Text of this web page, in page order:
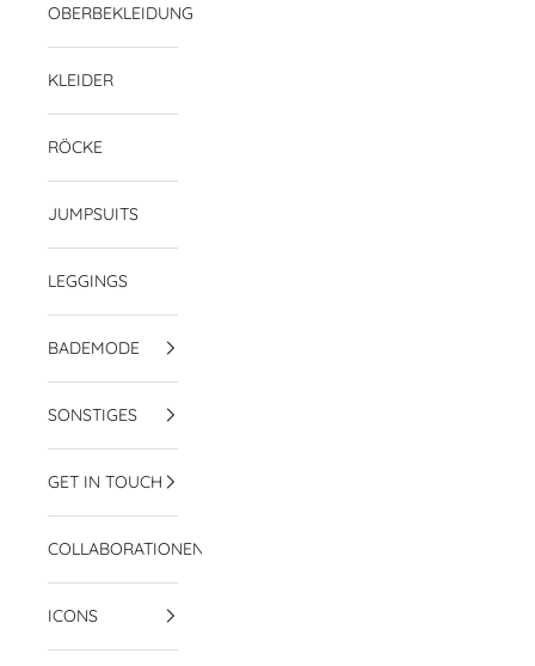
OBERBEKLEIDUNG
KLEIDER
RÖCKE
JUMPSUITS
LEGGINGS
BADEMODE
SONSTIGES
GET IN TOUCH
COLLABORATIONEN
ICONS